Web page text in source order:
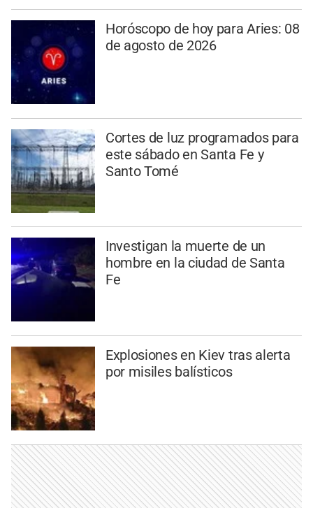
Horóscopo de hoy para Aries: 08
de agosto de 2026
Cortes de luz programados para
este sábado en Santa Fe y
Santo Tomé
Investigan la muerte de un
hombre en la ciudad de Santa
Fe
Explosiones en Kiev tras alerta
por misiles balísticos